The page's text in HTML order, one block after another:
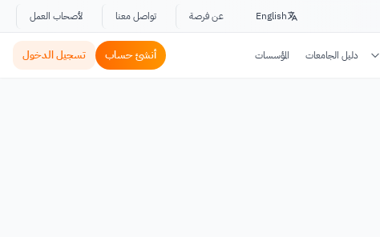
English عن فرصة تواصل معنا لأصحاب العمل
دليل الجامعات المؤسسات أنشئ حساب تسجيل الدخول